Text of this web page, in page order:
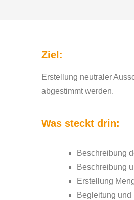
Ziel:
Erstellung neutraler
abgestimmt werden.
Was steckt drin:
Beschreibung
Beschreibung
Erstellung
Begleitung